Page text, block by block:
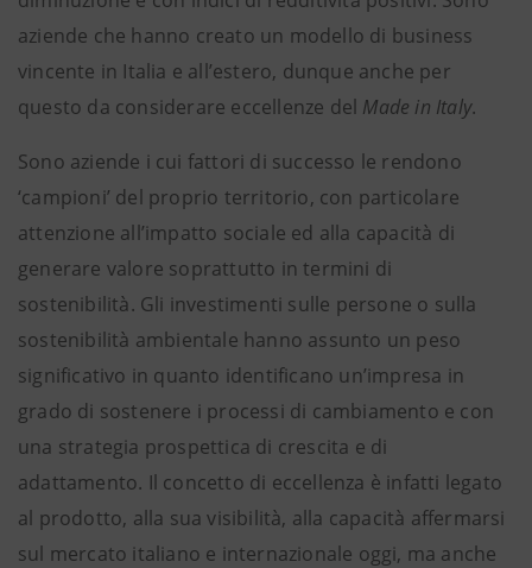
aziende che hanno creato un modello di business
vincente in Italia e all’estero, dunque anche per
questo da considerare eccellenze del Made in Italy.
Sono aziende i cui fattori di successo le rendono
‘campioni’ del proprio territorio, con particolare
attenzione all’impatto sociale ed alla capacità di
generare valore soprattutto in termini di
sostenibilità. Gli investimenti sulle persone o sulla
sostenibilità ambientale hanno assunto un peso
significativo in quanto identificano un’impresa in
grado di sostenere i processi di cambiamento e con
una strategia prospettica di crescita e di
adattamento. Il concetto di eccellenza è infatti legato
al prodotto, alla sua visibilità, alla capacità affermarsi
sul mercato italiano e internazionale oggi, ma anche